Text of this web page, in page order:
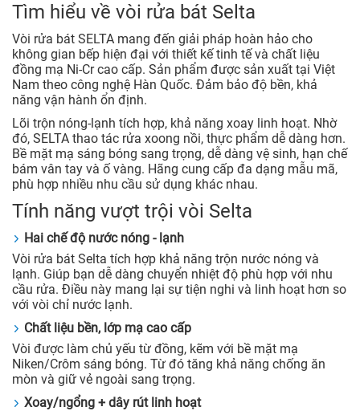
Tìm hiểu về vòi rửa bát Selta
Vòi rửa bát SELTA mang đến giải pháp hoàn hảo cho
không gian bếp hiện đại với thiết kế tinh tế và chất liệu
đồng mạ Ni‑Cr cao cấp. Sản phẩm được sản xuất tại Việt
Nam theo công nghệ Hàn Quốc. Đảm bảo độ bền, khả
năng vận hành ổn định.
Lõi trộn nóng‑lạnh tích hợp, khả năng xoay linh hoạt. Nhờ
đó, SELTA thao tác rửa xoong nồi, thực phẩm dễ dàng hơn.
Bề mặt mạ sáng bóng sang trọng, dễ dàng vệ sinh, hạn chế
bám vân tay và ố vàng. Hãng cung cấp đa dạng mẫu mã,
phù hợp nhiều nhu cầu sử dụng khác nhau.
Tính năng vượt trội vòi Selta
Hai chế độ nước nóng ‑ lạnh
Vòi rửa bát Selta tích hợp khả năng trộn nước nóng và
lạnh. Giúp bạn dễ dàng chuyển nhiệt độ phù hợp với nhu
cầu rửa. Điều này mang lại sự tiện nghi và linh hoạt hơn so
với vòi chỉ nước lạnh.
Chất liệu bền, lớp mạ cao cấp
Vòi được làm chủ yếu từ đồng, kẽm với bề mặt mạ
Niken/Crôm sáng bóng. Từ đó tăng khả năng chống ăn
mòn và giữ vẻ ngoài sang trọng.
Xoay/ngổng + dây rút linh hoạt